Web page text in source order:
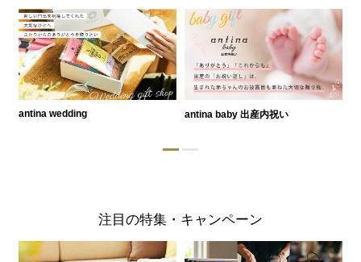
antina wedding antina baby 出産内祝い
注目の特集・キャンペーン